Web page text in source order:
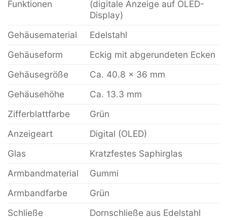
Funktionen
(digitale Anzeige auf OLED-
Display)
Gehäusematerial
Edelstahl
Gehäuseform
Eckig mit abgerundeten Ecken
Gehäusegröße
Ca. 40.8 x 36 mm
Gehäusehöhe
Ca. 13.3 mm
Zifferblattfarbe
Grün
Anzeigeart
Digital (OLED)
Glas
Kratzfestes Saphirglas
Armbandmaterial
Gummi
Armbandfarbe
Grün
Schließe
Dornschließe aus Edelstahl